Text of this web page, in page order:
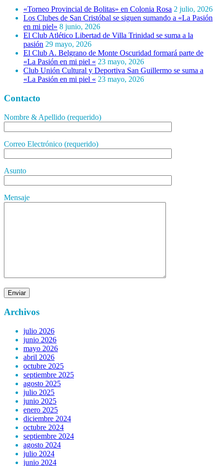
«Torneo Provincial de Bolitas» en Colonia Rosa 2 julio, 2026
Los Clubes de San Cristóbal se siguen sumando a «La Pasión
en mi piel» 8 junio, 2026
El Club Atlético Libertad de Villa Trinidad se suma a la
pasión 29 mayo, 2026
El Club A. Belgrano de Monte Oscuridad formará parte de
«La Pasión en mi piel « 23 mayo, 2026
Club Unión Cultural y Deportiva San Guillermo se suma a
«La Pasión en mi piel « 23 mayo, 2026
Contacto
Nombre & Apellido (requerido)
Correo Electrónico (requerido)
Asunto
Mensaje
Archivos
julio 2026
junio 2026
mayo 2026
abril 2026
octubre 2025
septiembre 2025
agosto 2025
julio 2025
junio 2025
enero 2025
diciembre 2024
octubre 2024
septiembre 2024
agosto 2024
julio 2024
junio 2024